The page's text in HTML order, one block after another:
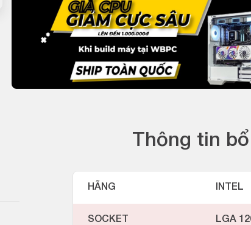
Thông tin
HÃNG INTEL
SOCKET LGA